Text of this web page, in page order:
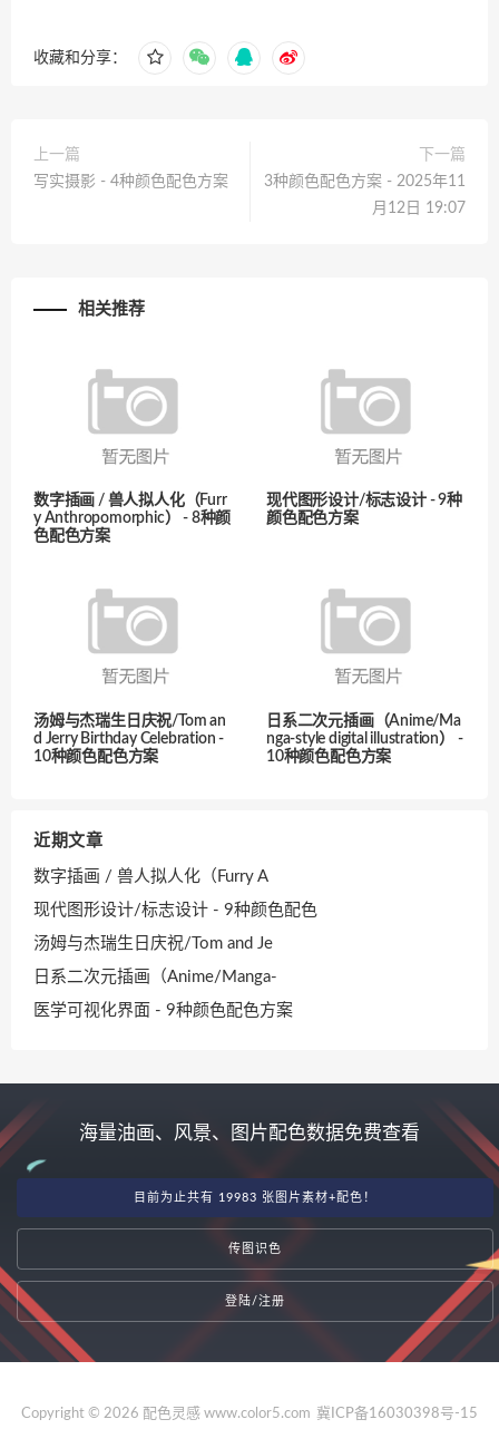
收藏和分享：
上一篇
写实摄影 - 4种颜色配色方案
下一篇
3种颜色配色方案 - 2025年11
月12日 19:07
相关推荐
数字插画 / 兽人拟人化（Furr
y Anthropomorphic） - 8种颜
色配色方案
现代图形设计/标志设计 - 9种
颜色配色方案
汤姆与杰瑞生日庆祝/Tom an
d Jerry Birthday Celebration -
10种颜色配色方案
日系二次元插画（Anime/Ma
nga-style digital illustration） -
10种颜色配色方案
近期文章
数字插画 / 兽人拟人化（Furry A
现代图形设计/标志设计 - 9种颜色配色
汤姆与杰瑞生日庆祝/Tom and Je
日系二次元插画（Anime/Manga-
医学可视化界面 - 9种颜色配色方案
海量油画、风景、图片配色数据免费查看
目前为止共有 19983 张图片素材+配色！
传图识色
登陆/注册
Copyright © 2026 配色灵感 www.color5.com 冀ICP备16030398号-15